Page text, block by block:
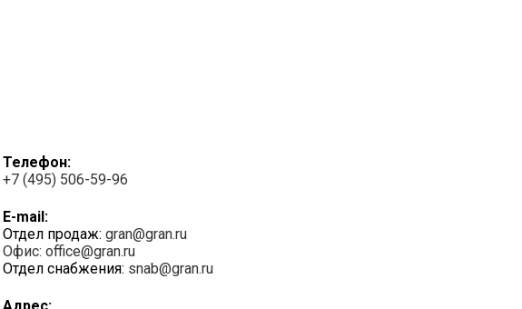
Телефон:
+7 (495) 506-59-96
E-mail:
Отдел продаж: gran@gran.ru
Офис: office@gran.ru
Отдел снабжения: snab@gran.ru